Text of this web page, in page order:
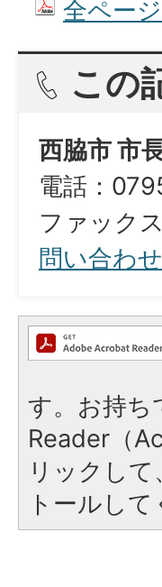
全ペー
この
西脇市 市
電話：
ファック
問い合わ
す。お持ち
Reader（
リックし
トールして